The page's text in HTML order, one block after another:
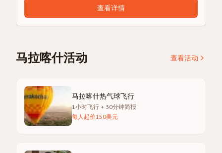
查看详情
马拉喀什活动 查看活动
马拉喀什热气球飞行
1小时飞行 + 30分钟简报
每人起价150美元